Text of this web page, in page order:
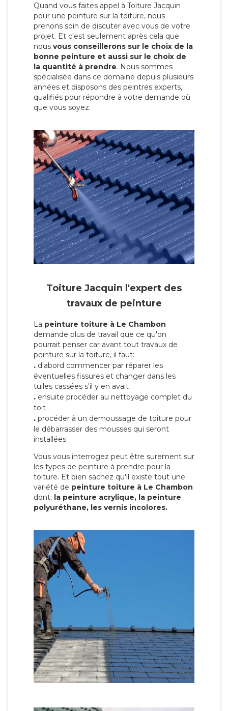
Quand vous faites appel à Toiture Jacquin
pour une peinture sur la toiture, nous
prenons soin de discuter avec vous de votre
projet. Et c'est seulement après cela que
nous vous conseillerons sur le choix de la
bonne peinture et aussi sur le choix de
la quantité à prendre. Nous sommes
spécialisée dans ce domaine depuis plusieurs
années et disposons des peintres experts,
qualifiés pour répondre à votre demande où
que vous soyez.
Toiture Jacquin l'expert des
travaux de peinture
La peinture toiture à Le Chambon
demande plus de travail que ce qu'on
pourrait penser car avant tout travaux de
peinture sur la toiture, il faut:
. d'abord commencer par réparer les
éventuelles fissures et changer dans les
tuiles cassées s'il y en avait
. ensuite procéder au nettoyage complet du
toit
. procéder à un demoussage de toiture pour
le débarrasser des mousses qui seront
installées
Vous vous interrogez peut être surement sur
les types de peinture à prendre pour la
toiture. Et bien sachez qu'il existe tout une
variété de peinture toiture à Le Chambon
dont: la peinture acrylique, la peinture
polyuréthane, les vernis incolores.